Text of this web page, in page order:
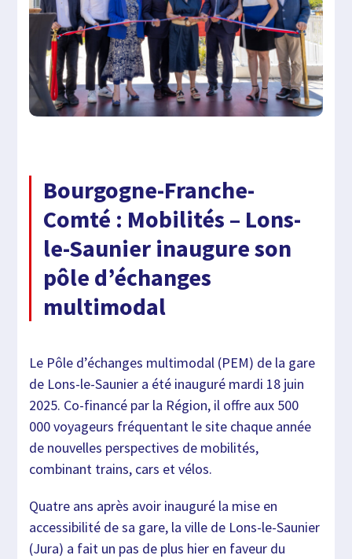
Bourgogne-Franche-
Comté : Mobilités – Lons-
le-Saunier inaugure son
pôle d’échanges
multimodal
Le Pôle d’échanges multimodal (PEM) de la gare
de Lons-le-Saunier a été inauguré mardi 18 juin
2025. Co-financé par la Région, il offre aux 500
000 voyageurs fréquentant le site chaque année
de nouvelles perspectives de mobilités,
combinant trains, cars et vélos.
Quatre ans après avoir inauguré la mise en
accessibilité de sa gare, la ville de Lons-le-Saunier
(Jura) a fait un pas de plus hier en faveur du